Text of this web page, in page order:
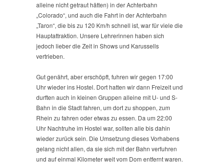
alleine nicht getraut hätten) in der Achterbahn
„Colorado“, und auch die Fahrt in der Achterbahn
„Taron“, die bis zu 120 Km/h schnell ist, war für viele die
Hauptattraktion. Unsere Lehrerinnen haben sich
jedoch lieber die Zeit in Shows und Karussells
vertrieben.
Gut genährt, aber erschöpft, fuhren wir gegen 17:00
Uhr wieder ins Hostel. Dort hatten wir dann Freizeit und
durften auch in kleinen Gruppen alleine mit U- und S-
Bahn in die Stadt fahren, um dort zu shoppen, zum
Rhein zu fahren oder etwas zu essen. Da um 22:00
Uhr Nachtruhe im Hostel war, sollten alle bis dahin
wieder zurück sein. Die Umsetzung dieses Vorhabens
gelang nicht allen, da sie sich mit der Bahn verfuhren
und auf einmal Kilometer weit vom Dom entfernt waren.